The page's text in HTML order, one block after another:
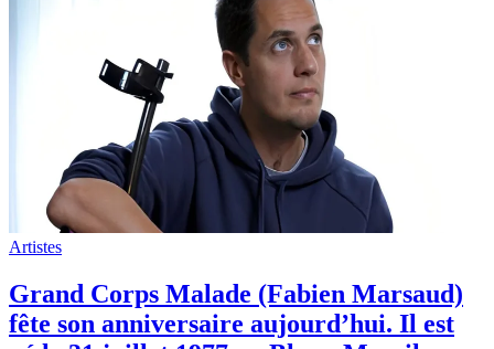
Artistes
Grand Corps Malade (Fabien Marsaud)
fête son anniversaire aujourd’hui. Il est